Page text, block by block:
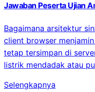
Jawaban Peserta Ujian
Bagaimana arsitektur
client browser
tetap tersimpan di
listrik mendadak atau
Selengkapnya